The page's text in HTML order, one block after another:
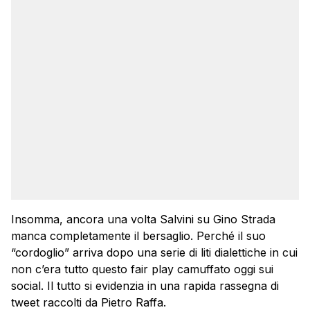
Insomma, ancora una volta Salvini su Gino Strada
manca completamente il bersaglio. Perché il suo
“cordoglio” arriva dopo una serie di liti dialettiche in cui
non c’era tutto questo fair play camuffato oggi sui
social. Il tutto si evidenzia in una rapida rassegna di
tweet raccolti da Pietro Raffa.